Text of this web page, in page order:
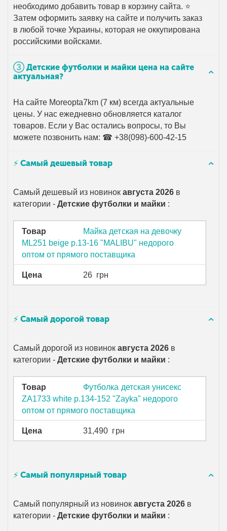
необходимо добавить товар в корзину сайта. ⭐
Затем оформить заявку на сайте и получить заказ
в любой точке Украины, которая не оккупирована
российскими войсками.
➂ Детские футболки и майки цена на сайте
актуальная?
На сайте Moreopta7km (7 км) всегда актуальные
цены. У нас ежедневно обновляется каталог
товаров. Если у Вас остались вопросы, то Вы
можете позвонить нам: ☎ +38(098)-600-42-15
⚡ Самый дешевый товар
Самый дешевый из новинокавгуста 2026 в
категории -Детские футболки и майки :
Товар
Майка детская на девочку
ML251 beige р.13-16 "MALIBU" недорого
оптом от прямого поставщика
Цена 26 грн
⚡ Самый дорогой товар
Самый дорогой из новинокавгуста 2026 в
категории -Детские футболки и майки :
Товар
Футболка детская унисекс
ZA1733 white р.134-152 "Zayka" недорого
оптом от прямого поставщика
Цена 31,490 грн
⚡ Самый популярный товар
Самый популярный из новинокавгуста 2026 в
категории -Детские футболки и майки :